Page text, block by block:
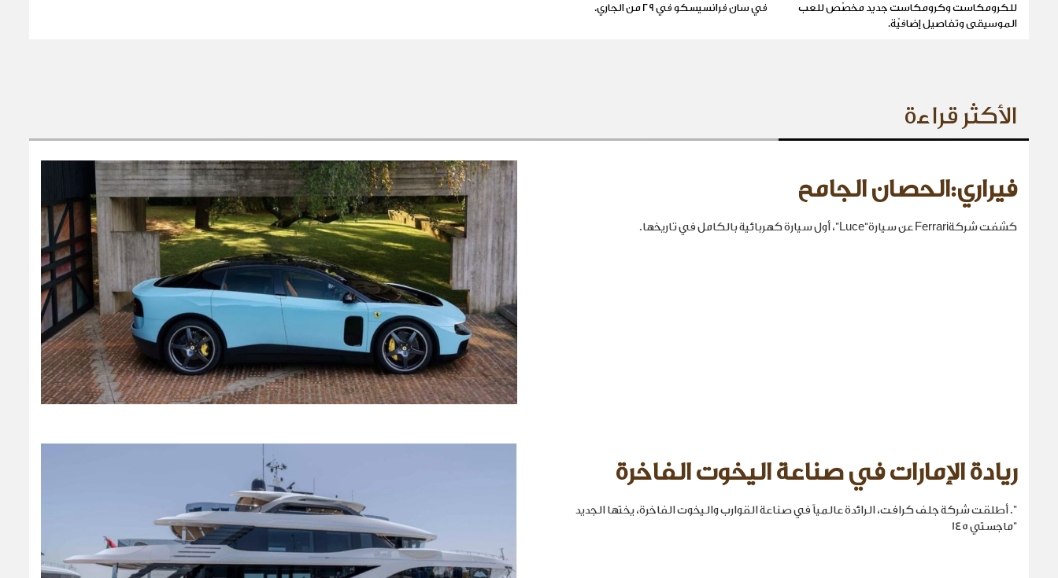
للكرومكاست وكرومكاست جديد مخصّص للعب
الموسيقى وتفاصيل إضافيّة.
في سان فرانسيسكو في 29 من الجاري.
الأكثر قراءة
فيراري:الحصان الجامح
كشفت شركةFerrari عن سيارة“Luce”، أول سيارة كهربائية بالكامل في تاريخها.
ريادة الإمارات في صناعة اليخوت الفاخرة
". أطلقت شركة جلف كرافت، الرائدة عالمياً في صناعة القوارب واليخوت الفاخرة، يختها الجديد
"ماجستي 145